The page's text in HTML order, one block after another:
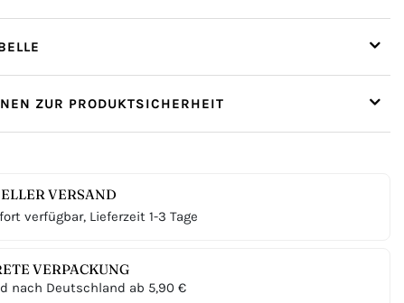
ZUR PRODUKTSICHERHEIT
VERSAND
verfügbar, Lieferzeit 1-3 Tage
VERPACKUNG
nach Deutschland ab 5,90 €